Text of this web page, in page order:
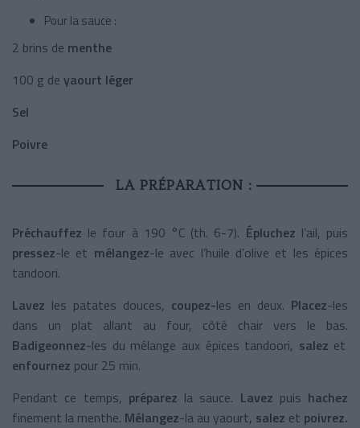
Pour la sauce :
2 brins de menthe
100 g de yaourt léger
Sel
Poivre
LA PRÉPARATION :
Préchauffez le four à 190 °C (th. 6-7). Épluchez l’ail, puis
pressez-le et mélangez-le avec l’huile d’olive et les épices
tandoori.
Lavez les patates douces, coupez-les en deux. Placez-les
dans un plat allant au four, côté chair vers le bas.
Badigeonnez-les du mélange aux épices tandoori, salez et
enfournez pour 25 min.
Pendant ce temps, préparez la sauce. Lavez puis hachez
finement la menthe. Mélangez-la au yaourt, salez et poivrez.